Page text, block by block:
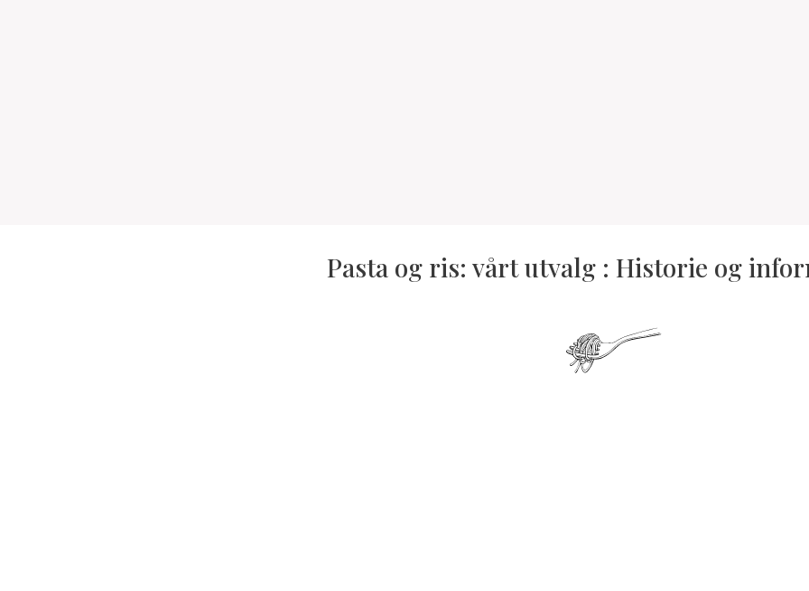
Pasta og ris: vårt utvalg : Historie og